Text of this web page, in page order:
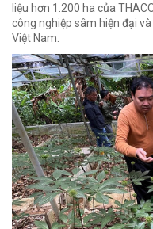
liệu hơn 1.200 ha của
công nghiệp sâm hiện đại
Việt Nam.